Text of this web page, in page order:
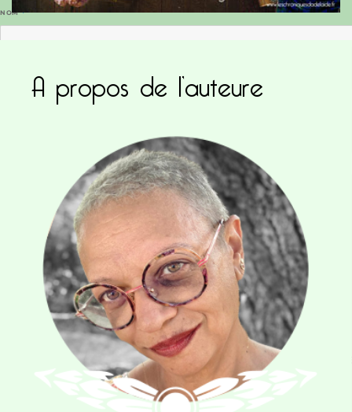
NOM*
Enregistrer mon nom, mon e-mail et mon site dans le navigateur pour mon prochain commentaire.
Ce site utilise Akismet pour réduire les
commentaires sont traitées.
A propos de l’auteure